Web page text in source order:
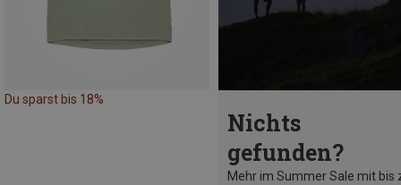
Du sparst bis 18%
Nichts
gefunden?
Mehr im Summer Sale mit bis